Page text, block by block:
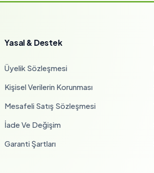
Yasal & Destek
Üyelik Sözleşmesi
Kişisel Verilerin Korunması
Mesafeli Satış Sözleşmesi
İade Ve Değişim
Garanti Şartları